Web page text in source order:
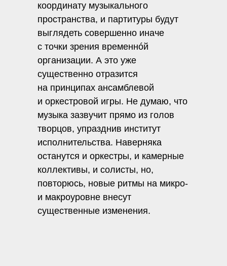
координату музыкального
пространства, и партитуры будут
выглядеть совершенно иначе
с точки зрения временнóй
организации. А это уже
существенно отразится
на принципах ансамблевой
и оркестровой игры. Не думаю, что
музыка зазвучит прямо из голов
творцов, упразднив институт
исполнительства. Наверняка
останутся и оркестры, и камерные
коллективы, и солисты, но,
повторюсь, новые ритмы на микро-
и макроуровне внесут
существенные изменения.